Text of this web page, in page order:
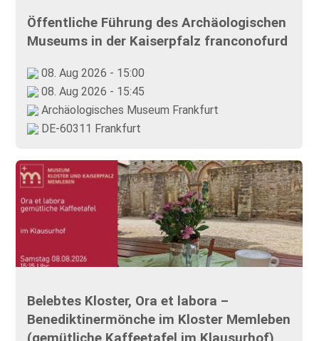
Öffentliche Führung des Archäologischen
Museums in der Kaiserpfalz franconofurd
08. Aug 2026 - 15:00
08. Aug 2026 - 15:45
Archäologisches Museum Frankfurt
DE-60311 Frankfurt
Belebtes Kloster, Ora et labora –
Benediktinermönche im Kloster Memleben